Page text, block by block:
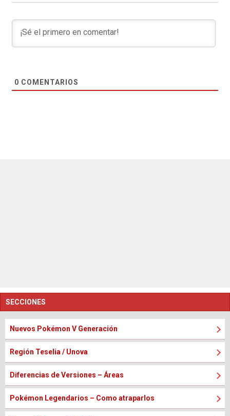
0 COMENTARIOS
SECCIONES
Nuevos Pokémon V Generación
Región Teselia / Unova
Diferencias de Versiones – Áreas
Pokémon Legendarios – Como atraparlos